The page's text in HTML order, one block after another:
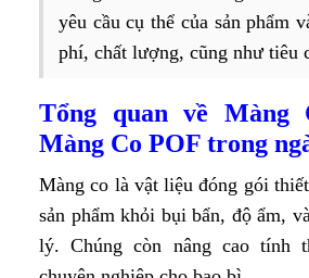
yêu cầu cụ thể của sản phẩm
phí, chất lượng, cũng như tiêu
Tổng quan về Màng
Màng Co POF trong
Màng co là vật liệu đóng gói
sản phẩm khỏi bụi bẩn, độ ẩm,
lý. Chúng còn nâng cao tính